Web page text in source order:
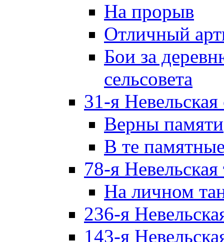
На прорыв
Отличный
Бои за
сельсовета
31-я Невельская
Верны памяти
В те
78-я Невельская
На личном
236-я
143-я